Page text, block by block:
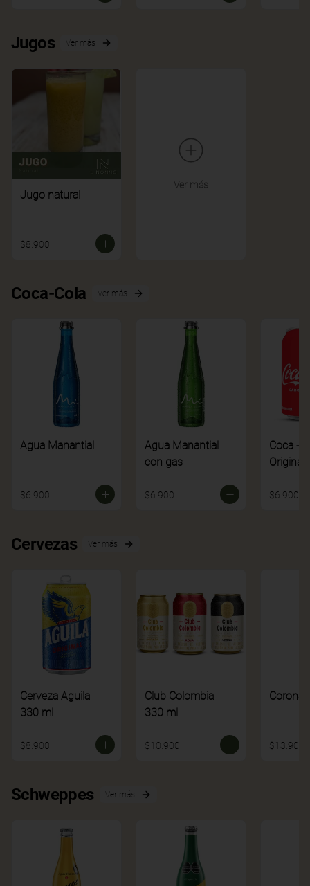
Jugos Ver más
Jugo natural
$8.900
Ver más
Coca-Cola Ver más
Agua Manantial
$6.900
Agua Manantial
con gas
$6.900
Coca -
Original
$6.900
Cervezas Ver más
Cerveza Aguila
330 ml
$8.900
Club Colombia
330 ml
$10.900
Corona
$13.900
Schweppes Ver más